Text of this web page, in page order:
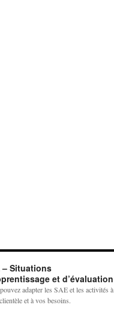
– Situations
et d’évaluation
adapter les SAE et les activités à
et à vos besoins.